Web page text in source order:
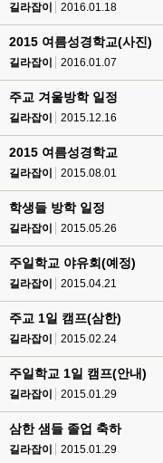
길라잡이 2016.01.18
2015 여름성경학교(사진)
길라잡이 2016.01.07
주교 겨울방학 일정
길라잡이 2015.12.16
2015 여름성경학교
길라잡이 2015.08.01
학생들 방학 일정
길라잡이 2015.05.26
주일학교 야유회(예정)
길라잡이 2015.04.21
주교 1일 캠프(삼한)
길라잡이 2015.02.24
주일학교 1일 캠프(안내)
길라잡이 2015.01.29
삼한 샘들 졸업 축하
길라잡이 2015.01.29